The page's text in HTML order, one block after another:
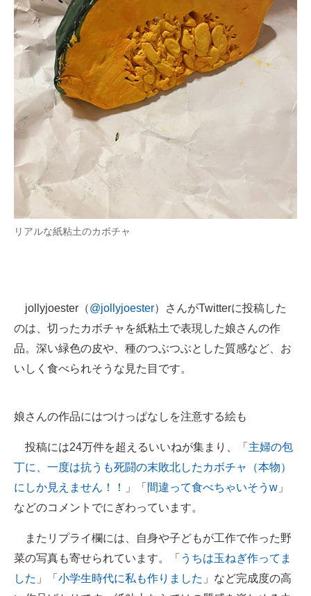
経営リーダーのコミュニティ
マーケ×ITの今がよく分かる
ITエンジニア向け専門サイト
企業向けIT製品の総合サイト
IT製品の技術・比較・事例
製造業のIT導入・活用を支援
モノづくり技術者専門サイト
エレクトロニクス専門サイト
建設×テクノロジーの最前線
ちょっと気になるネットの話題
リアルな紙粘土のカボチャ
jollyjoester（@jollyjoester）さんがTwitterに投稿した
のは、切ったカボチャを紙粘土で表現した娘さんの作
品。深い緑色の皮や、種のつぶつぶとした質感など、お
いしく食べられそうな見た目です。
娘さんの作品にはつけっぱなしを注意する絵も
投稿には24万件を超えるいいねが集まり、「 主婦の包
丁に、一度は抗うも死闘の末敗北したカボチャ（本物）
にしか見えません！！
」「 間違って食べちゃいそうw 」
などのコメントでにぎわっています。
またリプライ欄には、自身や子どもが工作で作った野
菜の写真も寄せられています。「 うちは玉ねぎ作ってま
した 」「 小学生時代に私も作りました 」など完成度の高